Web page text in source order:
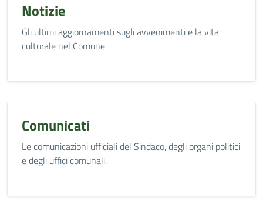
Notizie
Gli ultimi aggiornamenti sugli avvenimenti e la vita
culturale nel Comune.
Comunicati
Le comunicazioni ufficiali del Sindaco, degli organi politici
e degli uffici comunali.